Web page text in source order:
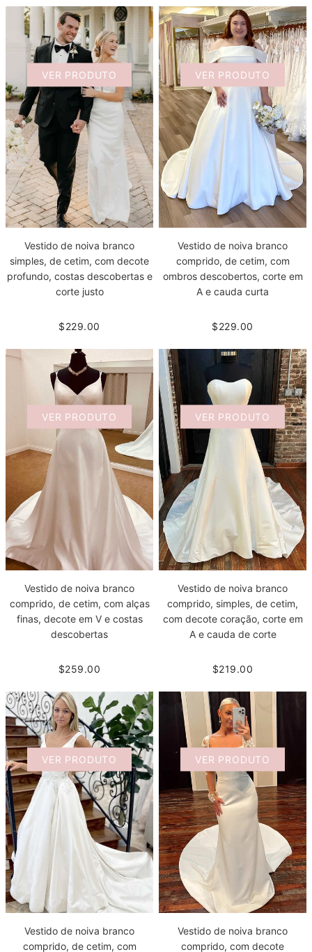
VER PRODUTO
Vestido de noiva branco
simples, de cetim, com decote
profundo, costas descobertas e
corte justo
$229.00
VER PRODUTO
Vestido de noiva branco
comprido, de cetim, com
ombros descobertos, corte em
A e cauda curta
$229.00
VER PRODUTO
Vestido de noiva branco
comprido, de cetim, com alças
finas, decote em V e costas
descobertas
$259.00
VER PRODUTO
Vestido de noiva branco
comprido, simples, de cetim,
com decote coração, corte em
A e cauda de corte
$219.00
VER PRODUTO
Vestido de noiva branco
comprido, de cetim, com
VER PRODUTO
Vestido de noiva branco
comprido, com decote